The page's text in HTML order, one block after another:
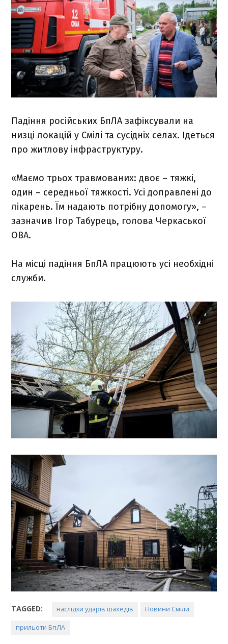
Падіння російських БпЛА зафіксували на
низці локацій у Смілі та сусідніх селах. Ідеться
про житлову інфраструктуру.
«Маємо трьох травмованих: двоє – тяжкі,
один – середньої тяжкості. Усі доправлені до
лікарень. Їм надають потрібну допомогу», –
зазначив Ігор Табурець, голова Черкаської
ОВА.
На місці падіння БпЛА працюють усі необхідні
служби.
TAGGED: наслідки ударів шахедів Новини Сміли
прильоти БпЛА